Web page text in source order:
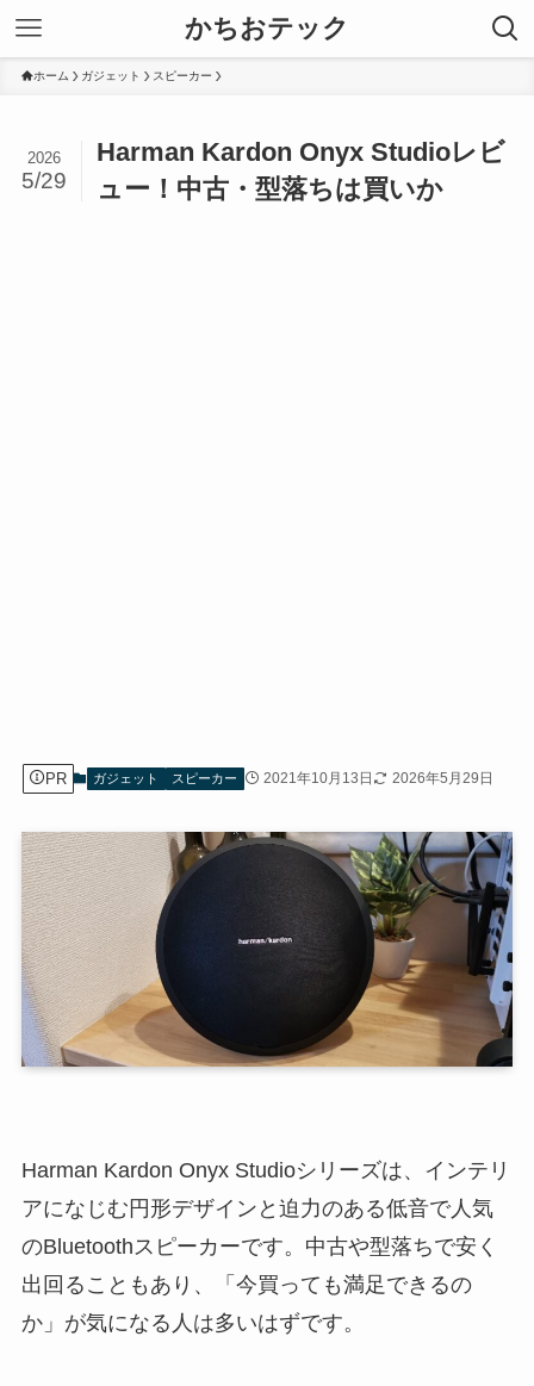
かちおテック
ホーム ガジェット スピーカー
Harman Kardon Onyx Studioレビ
ュー！中古・型落ちは買いか
2026
5/29
PR ガジェット スピーカー 2021年10月13日 2026年5月29日
Harman Kardon Onyx Studioシリーズは、インテリ
アになじむ円形デザインと迫力のある低音で人気
のBluetoothスピーカーです。中古や型落ちで安く
出回ることもあり、「今買っても満足できるの
か」が気になる人は多いはずです。